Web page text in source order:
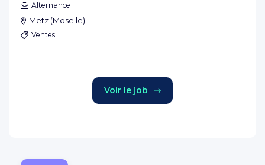
Alternance
Metz (Moselle)
Ventes
Voir le job